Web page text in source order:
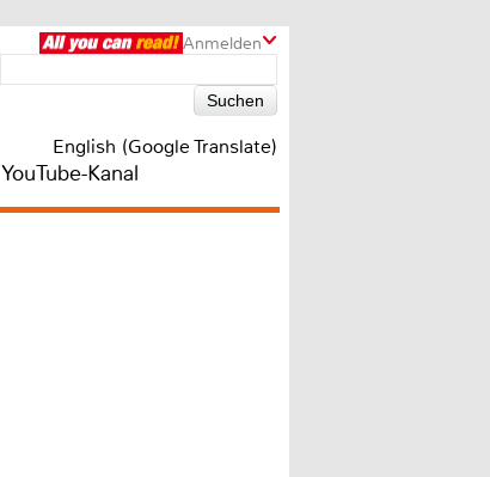
Anmelden
English (Google Translate)
YouTube-Kanal